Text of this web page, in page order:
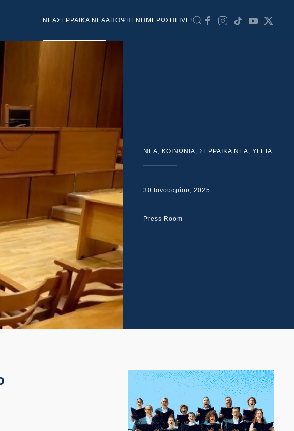
NEAΣΕΡΡΑΙΚΑ ΝΕΑΑΠΟΨΗ ΕΝΗΜΕΡΩΣΗ LIVE!
NEA, ΚΟΙΝΩΝΙΑ, ΣΕΡΡΑΙΚΑ ΝΕΑ, ΥΓΕΙΑ
30 Ιανουαρίου, 2025
Press Room